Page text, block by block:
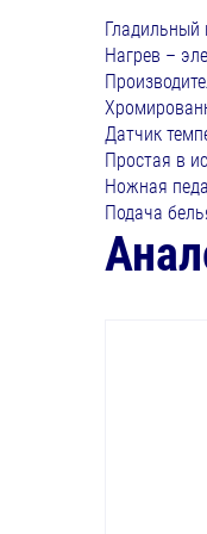
Гладильный
Нагрев –
Датчик
Простая в
Ножная
Подача